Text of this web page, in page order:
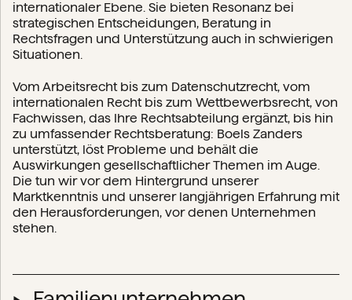
internationaler Ebene. Sie bieten Resonanz bei
strategischen Entscheidungen, Beratung in
Rechtsfragen und Unterstützung auch in schwierigen
Situationen.
Vom Arbeitsrecht bis zum Datenschutzrecht, vom
internationalen Recht bis zum Wettbewerbsrecht, von
Fachwissen, das Ihre Rechtsabteilung ergänzt, bis hin
zu umfassender Rechtsberatung: Boels Zanders
unterstützt, löst Probleme und behält die
Auswirkungen gesellschaftlicher Themen im Auge.
Die tun wir vor dem Hintergrund unserer
Marktkenntnis und unserer langjährigen Erfahrung mit
den Herausforderungen, vor denen Unternehmen
stehen.